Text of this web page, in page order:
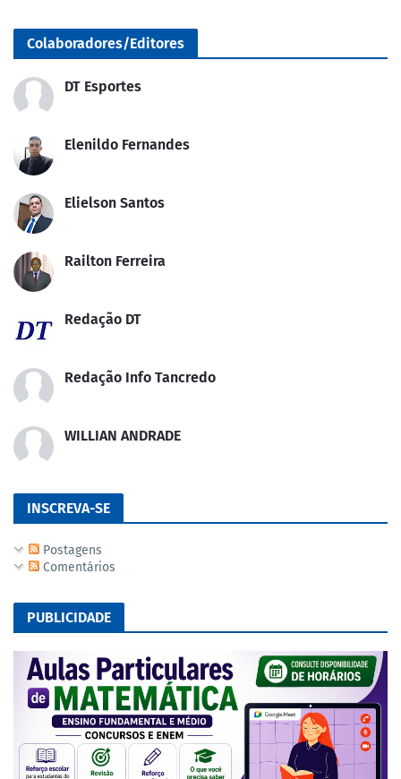
Colaboradores/Editores
DT Esportes
Elenildo Fernandes
Elielson Santos
Railton Ferreira
Redação DT
Redação Info Tancredo
WILLIAN ANDRADE
INSCREVA-SE
Postagens
Comentários
PUBLICIDADE